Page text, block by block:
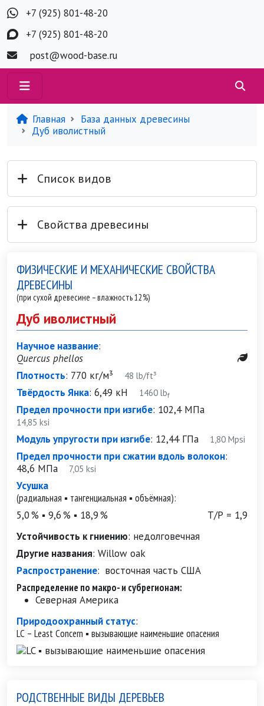
+7 (925) 801-48-20
+7 (925) 801-48-20
post@wood-base.ru
Главная
База данных древесины
Дуб иволистный
Список видов
Свойства древесины
ФИЗИЧЕСКИЕ И МЕХАНИЧЕСКИЕ СВОЙСТВА
ДРЕВЕСИНЫ
(при сухой древесине – влажность 12%)
Дуб иволистный
Научное название:
Quercus phellos
Плотность: 770 кг/м³ 48 lb/ft³
Твёрдость Янка: 6,49 кН 1460 lbf
Предел прочности при изгибе: 102,4 МПа
14,85 ksi
Модуль упругости при изгибе: 12,44 ГПа 1,80 Mpsi
Предел прочности при сжатии вдоль волокон:
48,6 МПа 7,05 ksi
Усушка
(радиальная ▪ тангенциальная ▪ объёмная):
5,0 % ▪ 9,6 % ▪ 18,9 %
Т/Р = 1,9
Устойчивость к гниению: недолговечная
Другие названия: Willow oak
Распространение: восточная часть США
Распределение по макро- и субрегионам:
Северная Америка
Природоохранный статус:
LC – Least Concern ▪ вызывающие наименьшие опасения
РОДСТВЕННЫЕ ВИДЫ ДЕРЕВЬЕВ